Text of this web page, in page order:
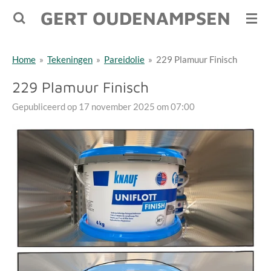
Ga
de
GERT OUDENAMPSEN
Home » Tekeningen » Pareidolie » 229 Plamuur Finisch
229 Plamuur Finisch
Gepubliceerd op 17 november 2025 om 07:00